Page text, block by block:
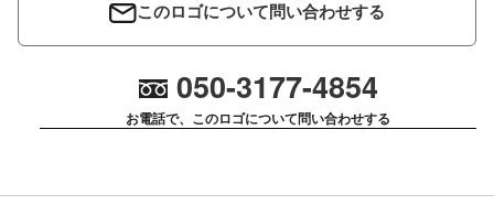
このロゴについて問い合わせする
050-3177-4854
お電話で、このロゴについて問い合わせする